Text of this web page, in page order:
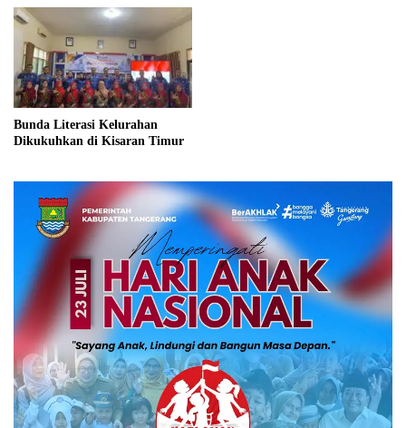
Bunda Literasi Kelurahan
Dikukuhkan di Kisaran Timur